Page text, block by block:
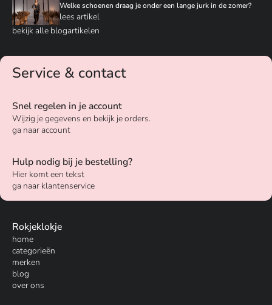
Welke schoenen draag je onder een lange jurk in de zomer?
lees artikel
bekijk alle blogartikelen
Service & contact
Snel regelen in je account
Wijzig je gegevens en bekijk je orders.
ga naar account
Hulp nodig bij je bestelling?
Hier komt een tekst
ga naar klantenservice
Rokjeklokje
home
categorieën
merken
blog
over ons